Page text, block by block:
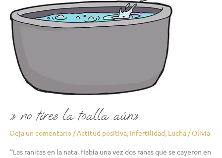
» no tires la toalla…aún»
Deja un comentario /Actitud positiva, Infertilidad, Lucha /Olivia
“Las ranitas en la nata. Había una vez dos ranas que se cayeron en
aún»